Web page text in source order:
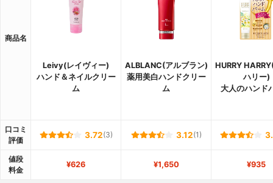
商品名
Leivy(レイヴィー)
ハンド＆ネイルクリー
ム
ALBLANC(アルブラン)
薬用美白ハンドクリー
ム
HURRY
ハリー)
大人のハンド
口コミ
評価
3.72(3) 3.12(1)
値段
料金
¥626 ¥1,650 ¥935